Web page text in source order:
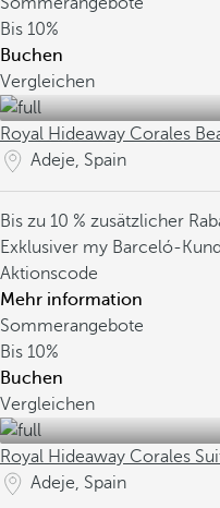
Bis 10%
Buchen
Vergleichen
Royal Hideaway Corales
Adeje, Spain
Bis zu 10 % zusätzlicher
Exklusiver my Barceló-
Aktionscode
Mehr information
Sommerangebote
Bis 10%
Buchen
Vergleichen
Royal Hideaway Corales
Adeje, Spain